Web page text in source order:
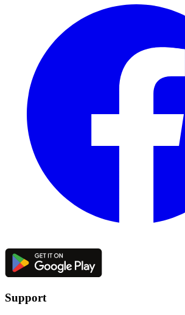
Support